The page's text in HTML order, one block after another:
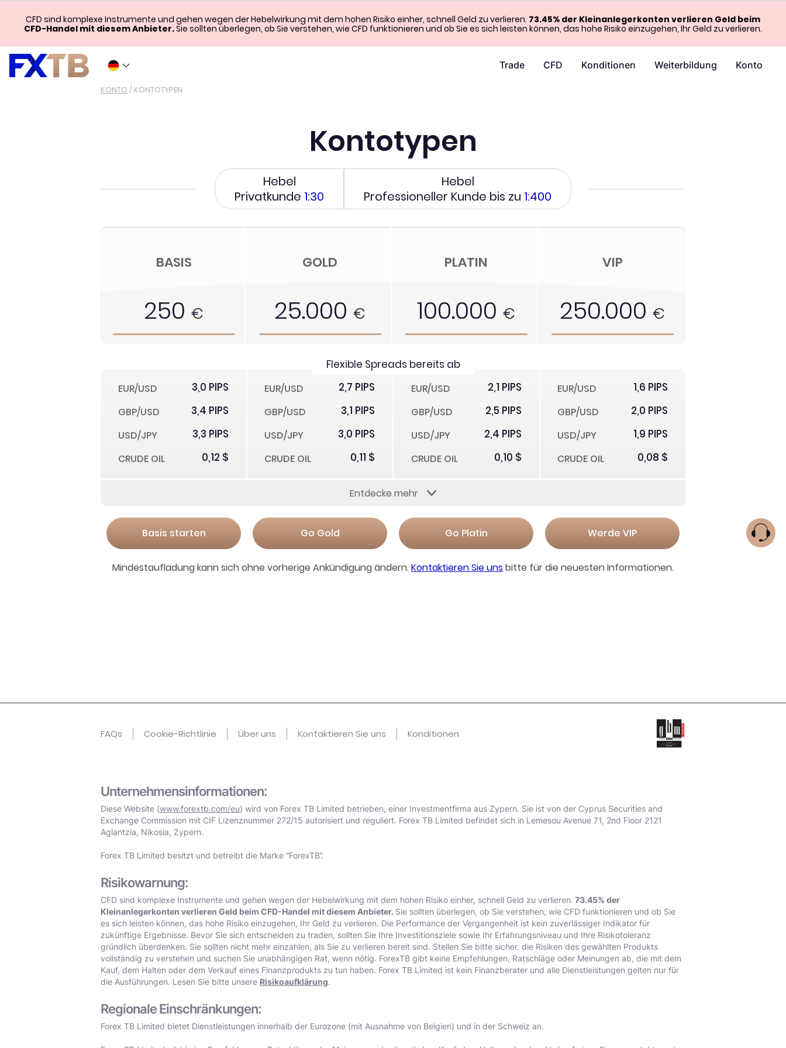
Trade CFD Konditionen Weiterbildung Konto
KONTO / KONTOTYPEN
Kontotypen
Hebel
Privatkunde 1:30
Hebel
Professioneller Kunde bis zu 1:400
BASIS
250 €
GOLD
25.000 €
PLATIN
100.000 €
VIP
250.000 €
Flexible Spreads bereits ab
EUR/USD 3,0 PIPS
GBP/USD 3,4 PIPS
USD/JPY 3,3 PIPS
CRUDE OIL 0,12 $
EUR/USD 2,7 PIPS
GBP/USD 3,1 PIPS
USD/JPY 3,0 PIPS
CRUDE OIL 0,11 $
EUR/USD 2,1 PIPS
GBP/USD 2,5 PIPS
USD/JPY 2,4 PIPS
CRUDE OIL 0,10 $
EUR/USD 1,6 PIPS
GBP/USD 2,0 PIPS
USD/JPY 1,9 PIPS
CRUDE OIL 0,08 $
Entdecke mehr
Basis starten Go Gold Go Platin Werde VIP
Mindestaufladung kann sich ohne vorherige Ankündigung ändern.Kontaktieren Sie unsbitte für die neuesten Informationen.
FAQs Cookie-Richtlinie Über uns Kontaktieren Sie uns Konditionen
Unternehmensinformationen:
Diese Website (www.forextb.com/eu) wird von Forex TB Limited betrieben, einer Investmentfirma aus Zypern. Sie ist von der Cyprus Securities and
Exchange Commission mit CIF Lizenznummer 272/15 autorisiert und reguliert. Forex TB Limited befindet sich in Lemesou Avenue 71, 2nd Floor 2121
Aglantzia, Nikosia, Zypern.
Forex TB Limited besitzt und betreibt die Marke “ForexTB”.
Risikowarnung:
CFD sind komplexe Instrumente und gehen wegen der Hebelwirkung mit dem hohen Risiko einher, schnell Geld zu verlieren. 73.45% der
Kleinanlegerkonten verlieren Geld beim CFD-Handel mit diesem Anbieter. Sie sollten überlegen, ob Sie verstehen, wie CFD funktionieren und ob Sie
es sich leisten können, das hohe Risiko einzugehen, Ihr Geld zu verlieren. Die Performance der Vergangenheit ist kein zuverlässiger Indikator für
zukünftige Ergebnisse. Bevor Sie sich entscheiden zu traden, sollten Sie Ihre Investitionsziele sowie Ihr Erfahrungsniveau und Ihre Risikotoleranz
gründlich überdenken. Sie sollten nicht mehr einzahlen, als Sie zu verlieren bereit sind. Stellen Sie bitte sicher, die Risiken des gewählten Produkts
vollständig zu verstehen und suchen Sie unabhängigen Rat, wenn nötig. ForexTB gibt keine Empfehlungen, Ratschläge oder Meinungen ab, die mit dem
Kauf, dem Halten oder dem Verkauf eines Finanzprodukts zu tun haben. Forex TB Limited ist kein Finanzberater und alle Dienstleistungen gelten nur für
die Ausführungen. Lesen Sie bitte unsere Risikoaufklärung.
Regionale Einschränkungen:
Forex TB Limited bietet Dienstleistungen innerhalb der Eurozone (mit Ausnahme von Belgien) und in der Schweiz an.
CFD sind komplexe Instrumente und gehen wegen der Hebelwirkung mit dem hohen Risiko einher, schnell Geld zu verlieren. 73.45% der Kleinanlegerkonten verlieren Geld beim
CFD-Handel mit diesem Anbieter.Sie sollten überlegen, ob Sie verstehen, wie CFD funktionieren und ob Sie es sich leisten können, das hohe Risiko einzugehen, Ihr Geld zu verlieren.